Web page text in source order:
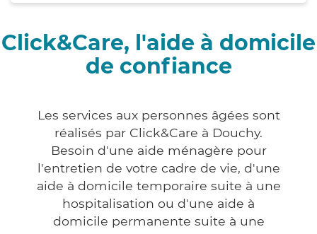
Click&Care, l'aide à domicile
de confiance
Les services aux personnes âgées sont
réalisés par Click&Care à Douchy.
Besoin d'une aide ménagère pour
l'entretien de votre cadre de vie, d'une
aide à domicile temporaire suite à une
hospitalisation ou d'une aide à
domicile permanente suite à une